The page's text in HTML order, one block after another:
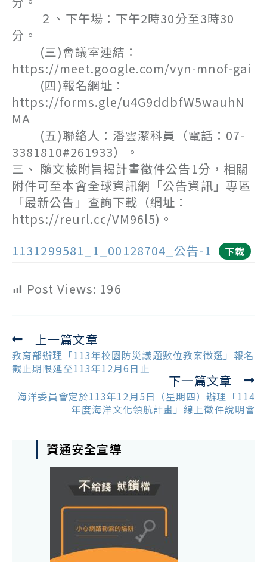
２、下午場：下午2時30分至3時30
分。
(三)會議室連結：
https://meet.google.com/vyn-mnof-gai
(四)報名網址：
https://forms.gle/u4G9ddbfW5wauhN
MA
(五)聯絡人：潘雲潔科員（電話：07-
3381810#261933）。
三、 隨文檢附旨揭計畫徵件公告1分，相關
附件可至本會全球資訊網「公告資訊」專區
「最新公告」查詢下載（網址：
https://reurl.cc/VM96l5)。
1131299581_1_00128704_公告-1
下載
Post Views: 196
Read
more
articles
上一篇文章
教育部辦理「113年校園防災議題數位教案徵選」報名
截止期限延至113年12月6日止
下一篇文章
海洋委員會定於113年12月5日（星期四）辦理「114
年度海洋文化領航計畫」線上徵件說明會
資通安全宣導